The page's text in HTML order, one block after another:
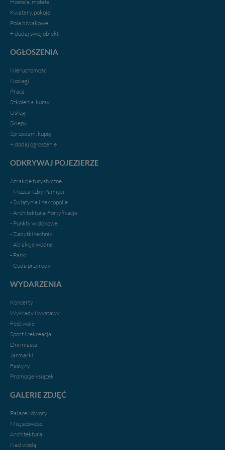
Hostele, motele
Kwatery, pokoje
Pola biwakowe
+ dodaj swój obiekt
OGŁOSZENIA
Nieruchomości
Noclegi
Praca
Szkolenia, kursy
Usługi
Sklepy
Sprzedam, kupię
+ dodaj ogłoszenie
ODKRYWAJ POJEZIERZE
Atrakcje turystyczne
- Muzea-Izby Pamięci
- Świątynie i nekropolie
- Architektura-Fortyfikacje
- Punkty widokowe
- Zabytki techniki
- Atrakcje wodne
- Parki
- Cuda przyrody
WYDARZENIA
Koncerty
Wykłady i wystawy
Festiwale
Sport i rekreacja
Dni miasta
Jarmarki
Festyny
Promocje ksiązek
GALERIE ZDJĘĆ
Pałace i dwory
Miejscowości
Architektura
Nad wodą
Nasz serwis nie wykorzystuje oraz nie udostępnia
Twoich danych innym podmiotom oraz osobom
trzecim. Wyjątkiem jest sytuacja, gdy przekazanie
danych z formularza kontaktowego, przekazanie danych
serwisu w
Administratorem Twoich danych jest firma: Media
Piastowskim 10B/10. Możesz z nami skontaktować się
za pośrednictwem tej
danych, zażądać ich poprawienia lub usunięcia,
zawsze jest możliwe techniczne zrealizowanie Twoich
praw w odniesieniu do informacji zawartych w plikach
cookies. Twoja przeglądarka umożliwia Ci skasowanie
tych plików - w pewnych przypadkach nie możemy tego
zrobić za Ciebie.
Dziękujemy.
wakacje...